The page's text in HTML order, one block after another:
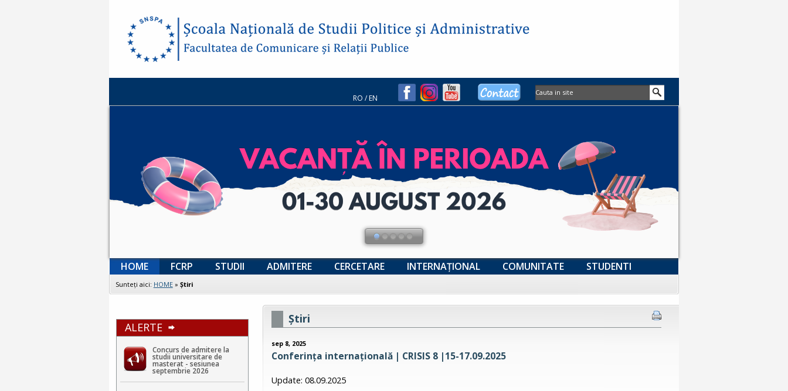
RO /EN
HOME FCRP STUDII ADMITERE CERCETARE INTERNAȚIONAL COMUNITATE STUDENTI
Sunteţi aici: HOME» Ştiri
ALERTE
Concurs de admitere la
studii universitare de
masterat - sesiunea
septembrie 2026
Ştiri
sep 8, 2025
Conferința internațională | CRISIS 8 |15-17.09.2025
Update: 08.09.2025